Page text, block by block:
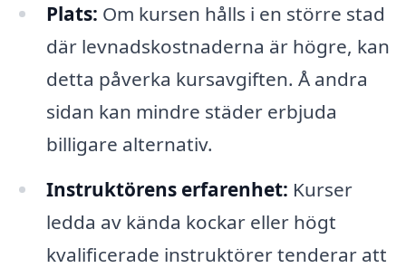
Plats: Om kursen hålls i en större stad
där levnadskostnaderna är högre, kan
detta påverka kursavgiften. Å andra
sidan kan mindre städer erbjuda
billigare alternativ.
Instruktörens erfarenhet: Kurser
ledda av kända kockar eller högt
kvalificerade instruktörer tenderar att